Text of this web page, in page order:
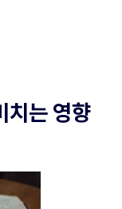
치는 영향